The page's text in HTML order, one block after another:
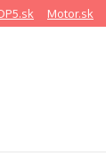
Motor.sk